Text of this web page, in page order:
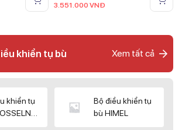
3.551.000 VNĐ
khiển tụ bù Xem tất cả
khiển tụ
Bộ điều khiển tụ
bù HIMEL